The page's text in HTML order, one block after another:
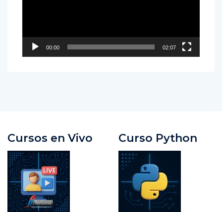
00:00 02:07
Cursos en Vivo Curso Python